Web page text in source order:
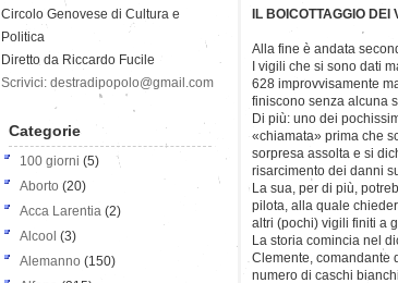
IL BOICOTTAGGIO
Alla fine è andata
I vigili che si sono dati
628 improvvisamente
finiscono senza alcuna
Di più: uno dei
«chiamata» prima che
sorpresa assolta e si
risarcimento dei danni
La sua, per di più,
pilota, alla quale
altri (pochi) vigili finiti a
La storia comincia nel
Clemente, comandante
numero di caschi
Circolo Genovese di Cultura e
Politica
Diretto da Riccardo Fucile
Scrivici: destradipopolo@gmail.com
Categorie
100 giorni (5)
Aborto (20)
Acca Larentia (2)
Alcool (3)
Alemanno (150)